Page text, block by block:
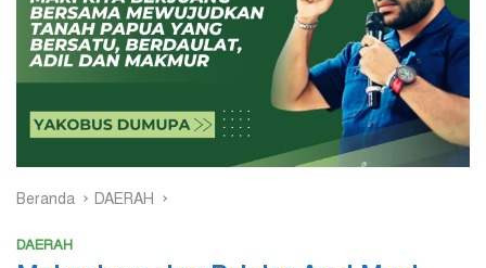
Beranda DAERAH
DAERAH